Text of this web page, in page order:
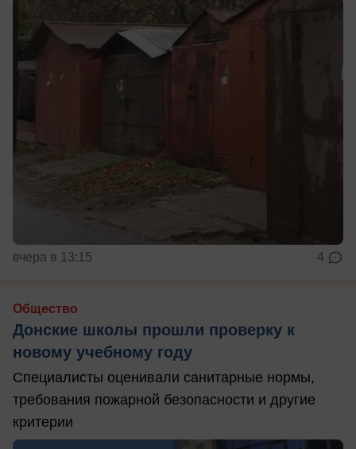
вчера в 13:15 4
Общество
Донские школы прошли проверку к
новому учебному году
Специалисты оценивали санитарные нормы,
требования пожарной безопасности и другие
критерии